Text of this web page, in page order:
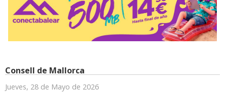
Consell de Mallorca
Jueves, 28 de Mayo de 2026